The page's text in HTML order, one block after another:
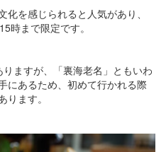
を感じられると人気があり、
時まで限定です。
ますが、「裏海老名」ともいわ
にあるため、初めて行かれる際
ます。